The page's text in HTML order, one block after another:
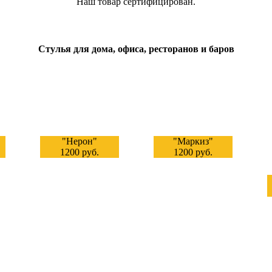
Стулья для дома, офиса, ресторанов и баров
"Нерон"
1200 руб.
"Маркиз"
1200 руб.